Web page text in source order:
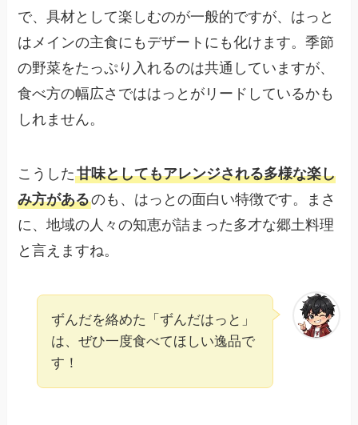
で、具材として楽しむのが一般的ですが、はっと
はメインの主食にもデザートにも化けます。季節
の野菜をたっぷり入れるのは共通していますが、
食べ方の幅広さでははっとがリードしているかも
しれません。
こうした甘味としてもアレンジされる多様な楽し
み方があるのも、はっとの面白い特徴です。まさ
に、地域の人々の知恵が詰まった多才な郷土料理
と言えますね。
ずんだを絡めた「ずんだはっと」
は、ぜひ一度食べてほしい逸品で
す！